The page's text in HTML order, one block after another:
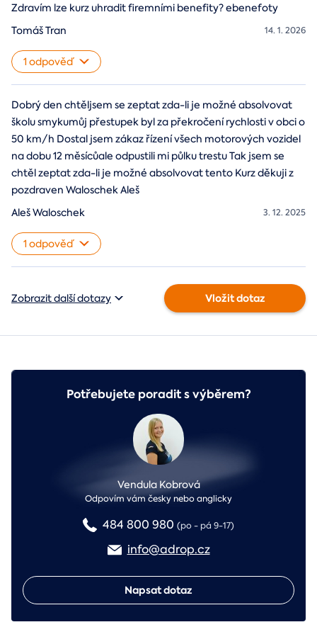
Zdravím lze kurz uhradit firemními benefity? ebenefoty
14. 1. 2026
Tomáš Tran
1 odpověď
Dobrý den chtěljsem se zeptat zda-li je možné absolvovat
školu smykumůj přestupek byl za překročení rychlosti v obci o
50 km/h Dostal jsem zákaz řízení všech motorových vozidel
na dobu 12 měsícůale odpustili mi půlku trestu Tak jsem se
chtěl zeptat zda-li je možné absolvovat tento Kurz děkuji z
pozdraven Waloschek Aleš
3. 12. 2025
Aleš Waloschek
1 odpověď
Zobrazit další dotazy Vložit dotaz
Potřebujete poradit s výběrem?
Vendula Kobrová
Odpovím vám česky nebo anglicky
484 800 980 (po - pá 9-17)
info@adrop.cz
Napsat dotaz